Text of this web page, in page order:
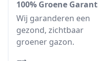
100% Groene
Wij garanderen een
gezond, zichtbaar
groener gazon.